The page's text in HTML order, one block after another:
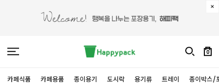
0
카페식품 카페용품 종이용기 도시락 용기류 트레이 종이박스/